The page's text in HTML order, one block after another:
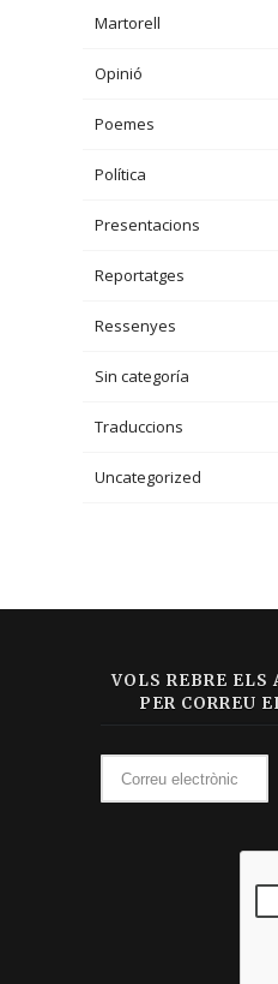
Martorell
Opinió
Poemes
Política
Presentacions
Reportatges
Ressenyes
Sin categoría
Traduccions
Uncategorized
VOLS REBRE ELS
PER CORREU